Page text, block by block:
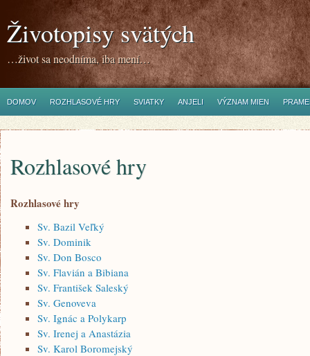
Životopisy svätých
…život sa neodníma, iba mení…
DOMOV ROZHLASOVÉ HRY SVIATKY ANJELI VÝZNAM MIEN
Rozhlasové hry
Rozhlasové hry
Sv. Bazil Veľký
Sv. Dominik
Sv. Don Bosco
Sv. Flavián a Bibiana
Sv. František Saleský
Sv. Genoveva
Sv. Ignác a Polykarp
Sv. Irenej a Anastázia
Sv. Karol Boromejský